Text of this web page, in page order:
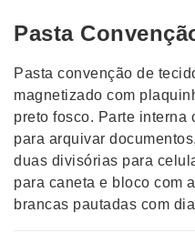
Pasta
Pasta convenção de
magnetizado com
preto fosco. Parte interna
para arquivar
duas divisórias para
para caneta e bloco com
brancas pautadas com